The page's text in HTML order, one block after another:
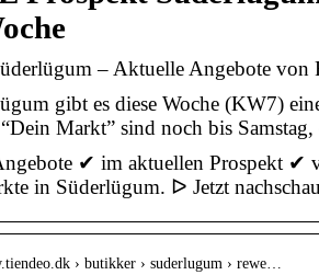
– Aktuelle Angebote von
gibt es diese Woche (KW7)
Markt” sind noch bis
✔ im aktuellen Prospekt ✔
in Süderlügum. ᐅ Jetzt
› butikker › suderlugum › rewe…